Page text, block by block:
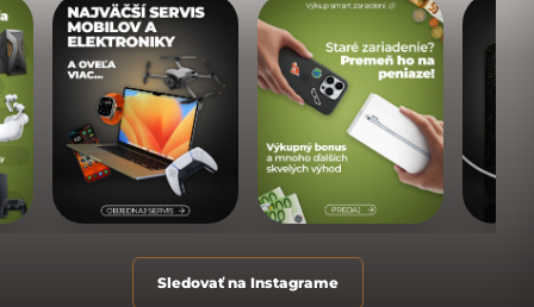
Sledovať na Instagrame